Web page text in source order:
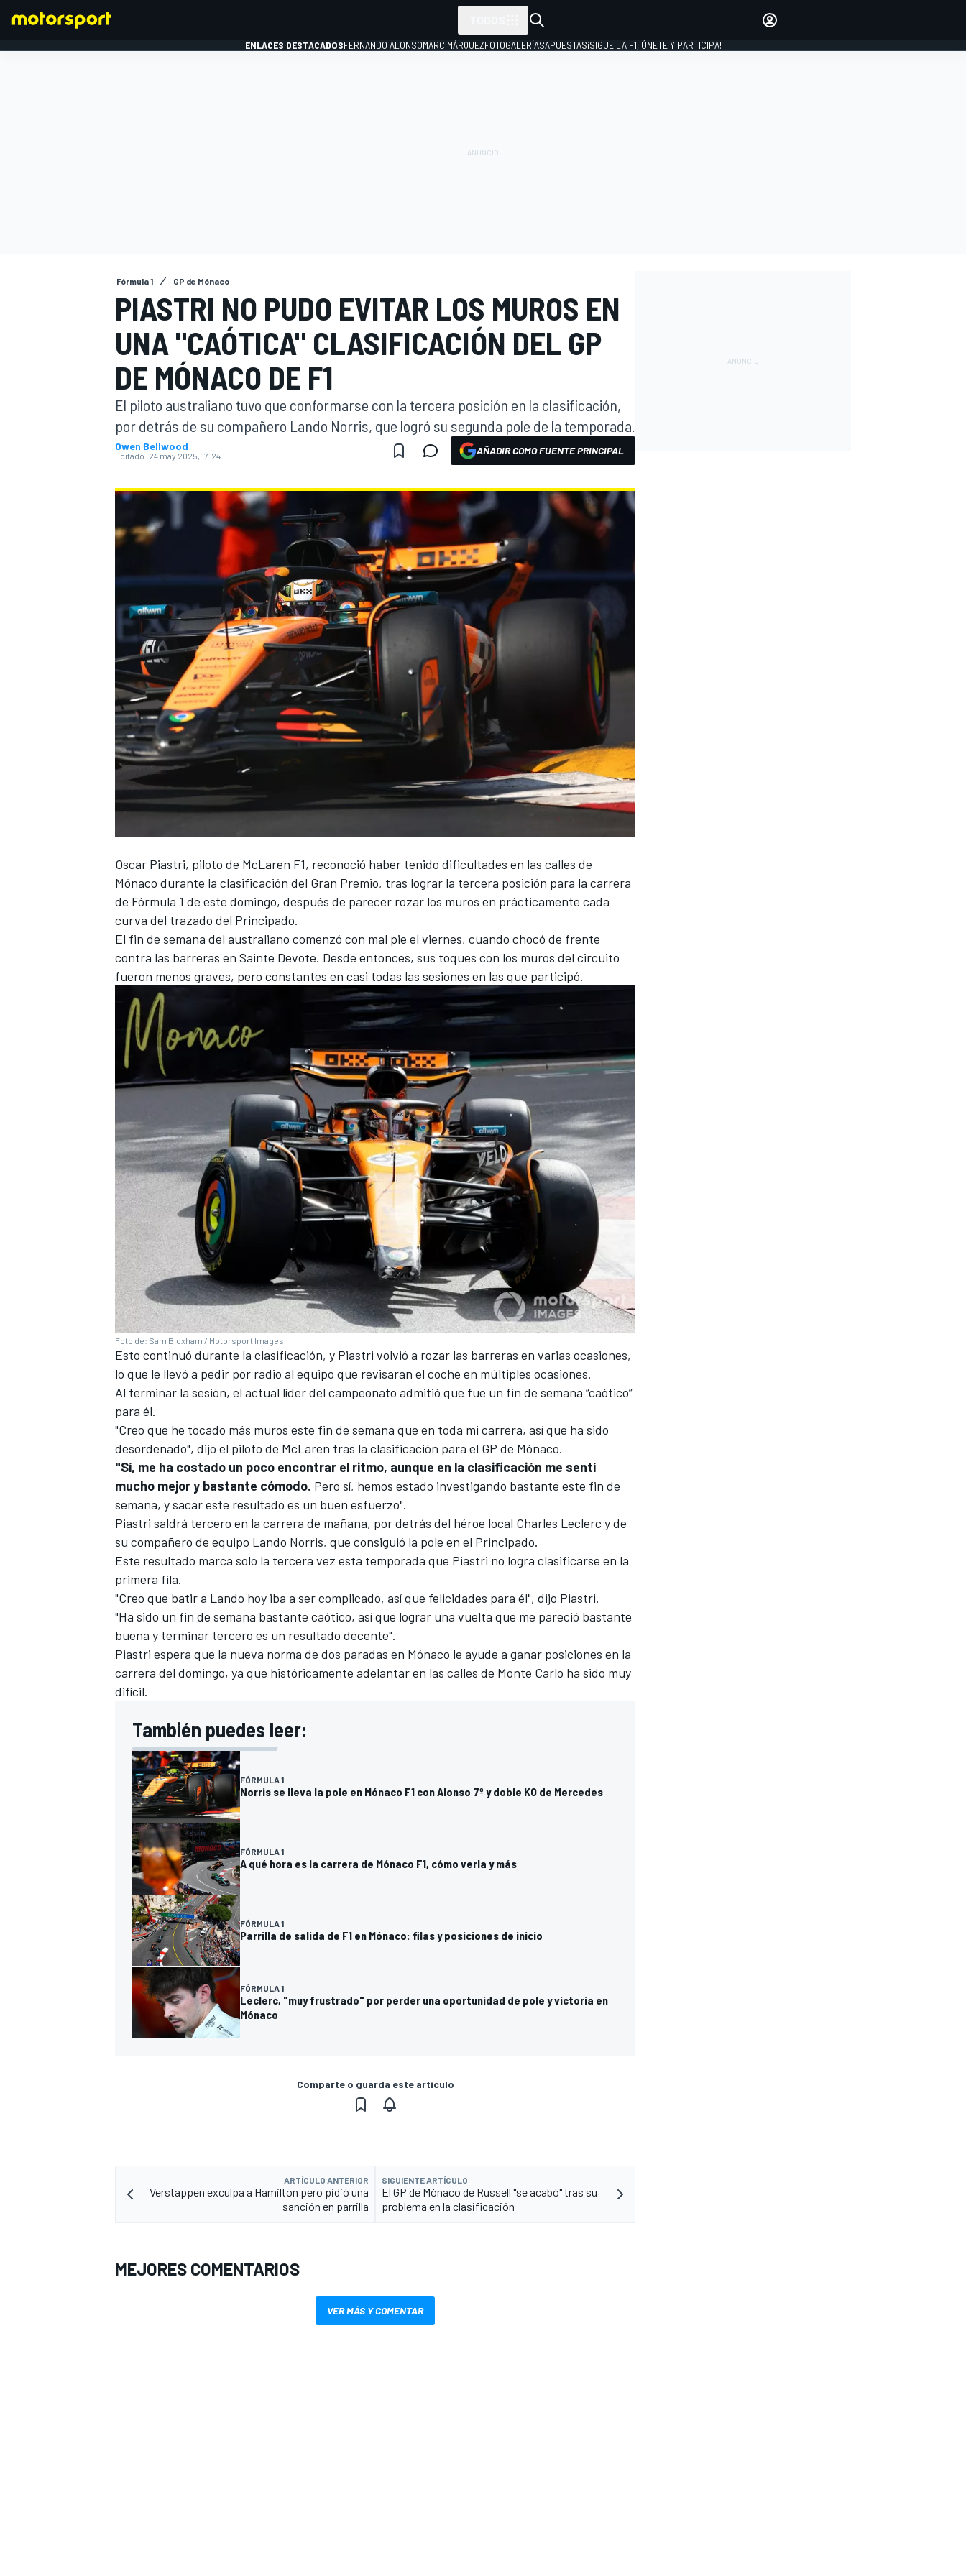
WEC FÓRMULA E
MÁS CATEGORÍAS
ENLACES DESTACADOSFERNANDO ALONSOMARC MÁRQUEZFOTOGALERÍASAPUESTAS¡SIGUE LA F1, ÚNETE Y PARTICIPA!
Fórmula 1 GP de Mónaco
PIASTRI NO PUDO EVITAR LOS MUROS EN
UNA "CAÓTICA" CLASIFICACIÓN DEL GP
DE MÓNACO DE F1
El piloto australiano tuvo que conformarse con la tercera posición en la clasificación,
por detrás de su compañero Lando Norris, que logró su segunda pole de la temporada.
Owen Bellwood
Editado: 24 may 2025, 17:24 AÑADIR COMO FUENTE PRINCIPAL
Oscar Piastri, piloto de McLaren F1, reconoció haber tenido dificultades en las calles de
Mónaco durante la clasificación del Gran Premio, tras lograr la tercera posición para la carrera
de Fórmula 1 de este domingo, después de parecer rozar los muros en prácticamente cada
curva del trazado del Principado.
El fin de semana del australiano comenzó con mal pie el viernes, cuando chocó de frente
contra las barreras en Sainte Devote. Desde entonces, sus toques con los muros del circuito
fueron menos graves, pero constantes en casi todas las sesiones en las que participó.
Foto de: Sam Bloxham / Motorsport Images
Esto continuó durante la clasificación, y Piastri volvió a rozar las barreras en varias ocasiones,
lo que le llevó a pedir por radio al equipo que revisaran el coche en múltiples ocasiones.
Al terminar la sesión, el actual líder del campeonato admitió que fue un fin de semana “caótico”
para él.
"Creo que he tocado más muros este fin de semana que en toda mi carrera, así que ha sido
desordenado", dijo el piloto de McLaren tras la clasificación para el GP de Mónaco.
"Sí, me ha costado un poco encontrar el ritmo, aunque en la clasificación me sentí
mucho mejor y bastante cómodo. Pero sí, hemos estado investigando bastante este fin de
semana, y sacar este resultado es un buen esfuerzo".
Piastri saldrá tercero en la carrera de mañana, por detrás del héroe local Charles Leclerc y de
su compañero de equipo Lando Norris, que consiguió la pole en el Principado.
Este resultado marca solo la tercera vez esta temporada que Piastri no logra clasificarse en la
primera fila.
"Creo que batir a Lando hoy iba a ser complicado, así que felicidades para él", dijo Piastri.
"Ha sido un fin de semana bastante caótico, así que lograr una vuelta que me pareció bastante
buena y terminar tercero es un resultado decente".
Piastri espera que la nueva norma de dos paradas en Mónaco le ayude a ganar posiciones en la
carrera del domingo, ya que históricamente adelantar en las calles de Monte Carlo ha sido muy
difícil.
También puedes leer:
FÓRMULA 1
Norris se lleva la pole en Mónaco F1 con Alonso 7º y doble KO de Mercedes
FÓRMULA 1
A qué hora es la carrera de Mónaco F1, cómo verla y más
FÓRMULA 1
Parrilla de salida de F1 en Mónaco: filas y posiciones de inicio
FÓRMULA 1
Leclerc, "muy frustrado" por perder una oportunidad de pole y victoria en
Mónaco
Comparte o guarda este artículo
ARTÍCULO ANTERIOR
Verstappen exculpa a Hamilton pero pidió una
sanción en parrilla
SIGUIENTE ARTÍCULO
El GP de Mónaco de Russell "se acabó" tras su
problema en la clasificación
MEJORES COMENTARIOS
VER MÁS Y COMENTAR